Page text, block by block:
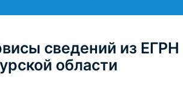
сведений из ЕГРН
области